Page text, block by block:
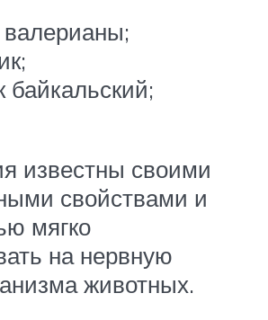
валерианы;
известны своими
свойствами и
мягко
на нервную
животных.